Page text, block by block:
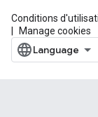
Conditions
Manage cookies